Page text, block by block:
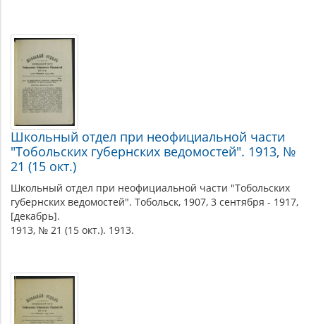
Школьный отдел при неофициальной части
"Тобольских губернских ведомостей". 1913, №
21 (15 окт.)
Школьный отдел при неофициальной части "Тобольских
губернских ведомостей". Тобольск, 1907, 3 сентября - 1917,
[декабрь].
1913, № 21 (15 окт.). 1913.